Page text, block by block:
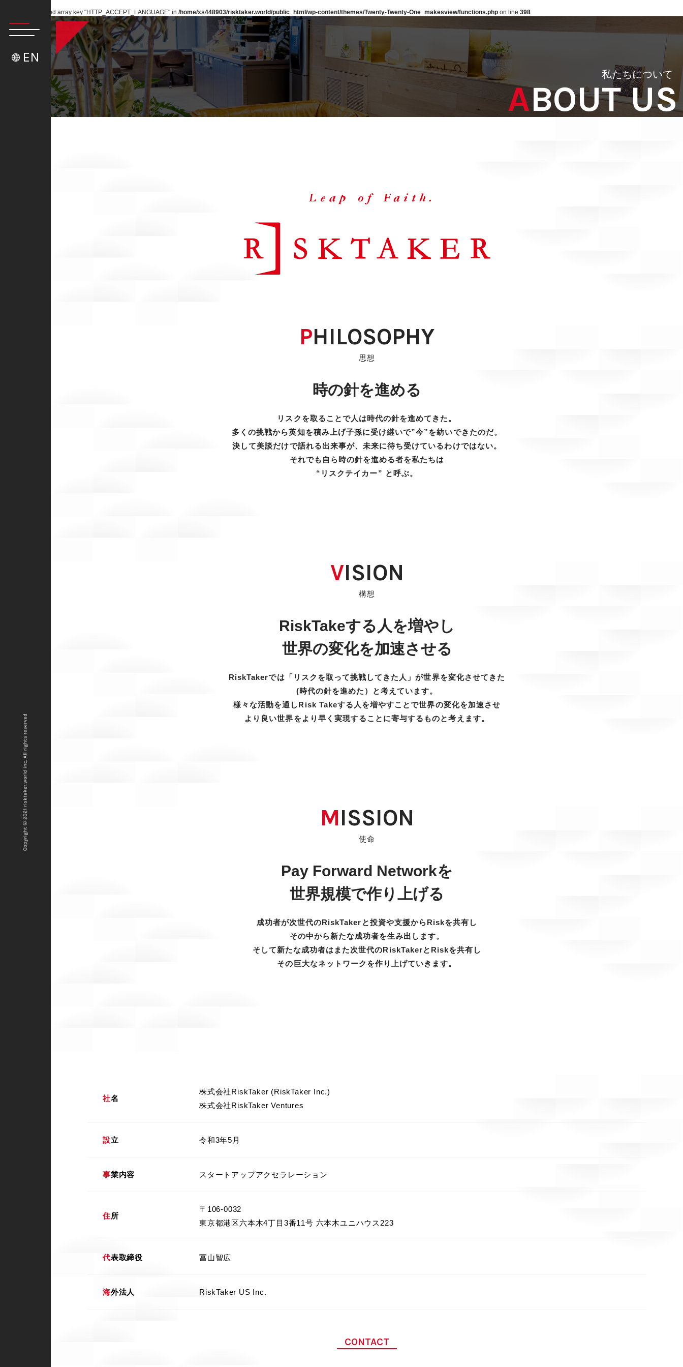
: Undefined array key "HTTP_ACCEPT_LANGUAGE" in /home/xs448903/risktaker.world/public_html/wp-content/themes/Twenty-Twenty-One_makesview/functions.php on line 398
EN
私たちについて
ABOUT US
PHILOSOPHY
思想
時の針を進める
リスクを取ることで人は時代の針を進めてきた。
多くの挑戦から英知を積み上げ子孫に受け継いで”今”を紡いできたのだ。
決して美談だけで語れる出来事が、 未来に待ち受けているわけではない。
それでも自ら時の針を進める者を私たちは
“リスクテイカー” と呼ぶ。
VISION
構想
RiskTakeする人を増やし
世界の変化を加速させる
RiskTakerでは 「リスクを取って挑戦してきた人」が世界を変化させてきた
(時代の針を進めた）と考えています。
様々な活動を通しRisk Takeする人を増やすことで世界の変化を加速させ
より良い世界をより早く実現することに寄与するものと考えます。
MISSION
使命
Pay Forward Networkを
世界規模で作り上げる
成功者が次世代のRiskTakerと投資や支援からRiskを共有し
その中から新たな成功者を生み出します。
そして新たな成功者はまた次世代のRiskTakerとRiskを共有し
その巨大なネットワークを作り上げていきます。
社名
株式会社RiskTaker (RiskTaker Inc.)
株式会社RiskTaker Ventures
設立 令和3年5月
事業内容 スタートアップアクセラレーション
住所
〒106-0032
東京都港区六本木4丁目3番11号 六本木ユニハウス223
代表取締役 冨山智広
海外法人 RiskTaker US Inc.
CONTACT